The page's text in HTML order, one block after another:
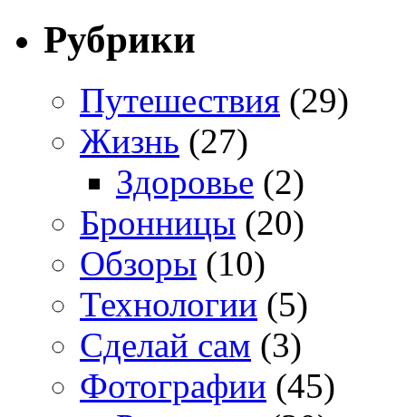
Рубрики
Путешествия (29)
Жизнь (27)
Здоровье (2)
Бронницы (20)
Обзоры (10)
Технологии (5)
Сделай сам (3)
Фотографии (45)